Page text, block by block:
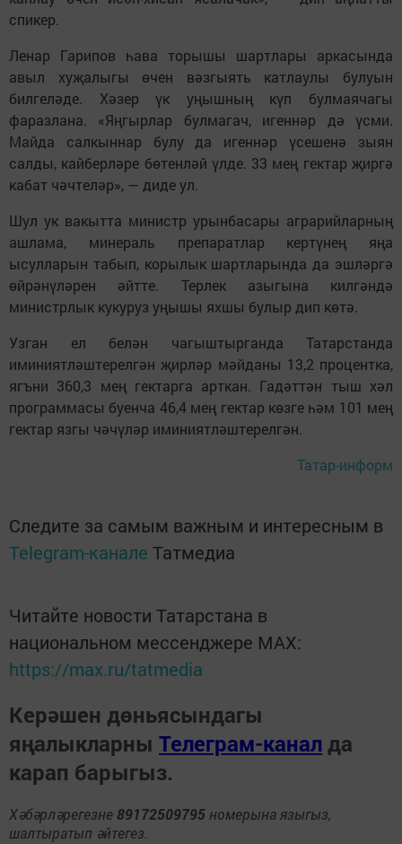
спикер.
Ленар Гарипов һава торышы шартлары аркасында
авыл хуҗалыгы өчен вәзгыять катлаулы булуын
билгеләде. Хәзер үк уңышның күп булмаячагы
фаразлана. «Яңгырлар булмагач, игеннәр дә үсми.
Майда салкыннар булу да игеннәр үсешенә зыян
салды, кайберләре бөтенләй үлде. 33 мең гектар җиргә
кабат чәчтеләр», — диде ул.
Шул ук вакытта министр урынбасары аграрийларның
ашлама, минераль препаратлар кертүнең яңа
ысулларын табып, корылык шартларында да эшләргә
өйрәнүләрен әйтте. Терлек азыгына килгәндә
министрлык кукуруз уңышы яхшы булыр дип көтә.
Узган ел белән чагыштырганда Татарстанда
иминиятләштерелгән җирләр мәйданы 13,2 процентка,
ягъни 360,3 мең гектарга арткан. Гадәттән тыш хәл
программасы буенча 46,4 мең гектар көзге һәм 101 мең
гектар язгы чәчүләр иминиятләштерелгән.
Татар-информ
Следите за самым важным и интересным в
Telegram-канале Татмедиа
Читайте новости Татарстана в
национальном мессенджере MАХ:
https://max.ru/tatmedia
Керәшен дөньясындагы
яңалыкларны Телеграм-канал да
карап барыгыз.
Хәбәрләрегезне 89172509795 номерына языгыз,
шалтыратып әйтегез.